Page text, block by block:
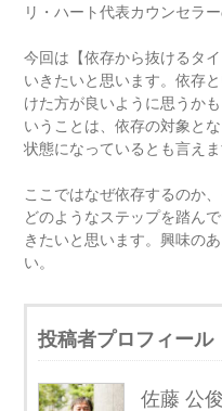
リ・ハート代表カウンセラー
今回は【依存から抜けるタ
いきたいと思います。依存
けた方が良いように思うか
いうことは、依存の対象と
状態になっているとも言えま
ここではなぜ依存するのか
どのようなステップを踏ん
きたいと思います。興味の
い。
投稿者プロフィール
佐藤 公俊